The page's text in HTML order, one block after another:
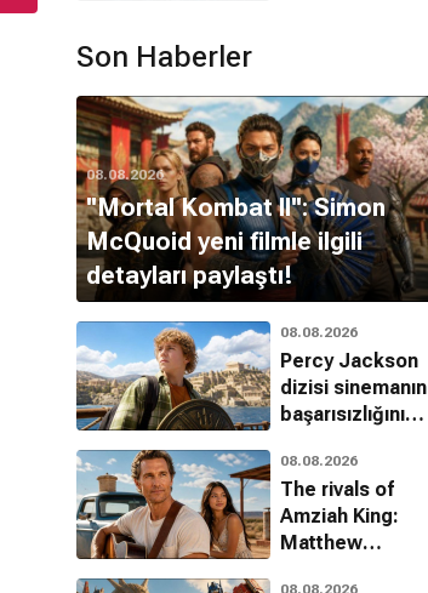
Son Haberler
08.08.2026
''Mortal Kombat II'': Simon
McQuoid yeni filmle ilgili
detayları paylaştı!
08.08.2026
Percy Jackson
dizisi sinemanın
başarısızlığını
aştı
08.08.2026
The rivals of
Amziah King:
Matthew
08.08.2026